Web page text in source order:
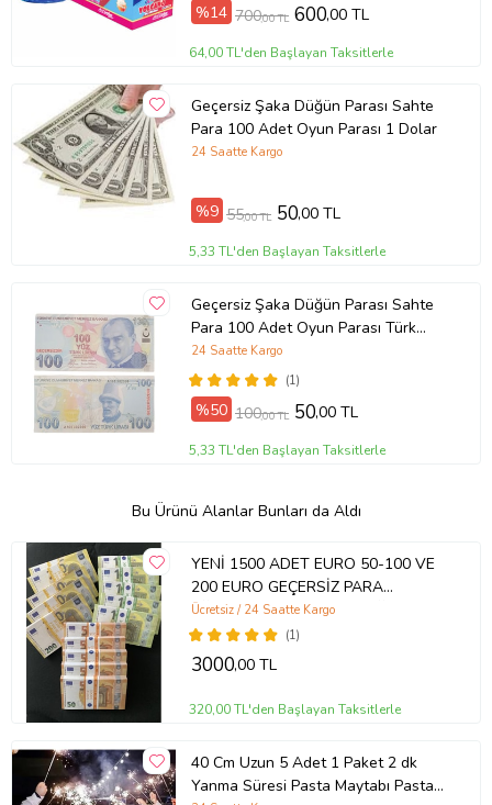
%14 700,00 TL 600,00 TL
64,00 TL'den Başlayan Taksitlerle
Geçersiz Şaka Düğün Parası Sahte
Para 100 Adet Oyun Parası 1 Dolar
24 Saatte Kargo
%9 55,00 TL 50,00 TL
5,33 TL'den Başlayan Taksitlerle
Geçersiz Şaka Düğün Parası Sahte
Para 100 Adet Oyun Parası Türk
Lirası 100 TL
(1)
24 Saatte Kargo
%50 100,00 TL 50,00 TL
5,33 TL'den Başlayan Taksitlerle
Bu Ürünü Alanlar Bunları da Aldı
YENİ 1500 ADET EURO 50-100 VE
200 EURO GEÇERSİZ PARA
EĞLENCE OYUN ŞAKA DÜĞÜN
PARASI FİLM PARASI DİZİ
ÇEKİMLERİ İÇİN SAHTE PARA
(1)
Ücretsiz / 24 Saatte Kargo
3000,00 TL
320,00 TL'den Başlayan Taksitlerle
40 Cm Uzun 5 Adet 1 Paket 2 dk
Yanma Süresi Pasta Maytabı Pasta